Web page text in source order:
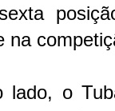
na
lado, o